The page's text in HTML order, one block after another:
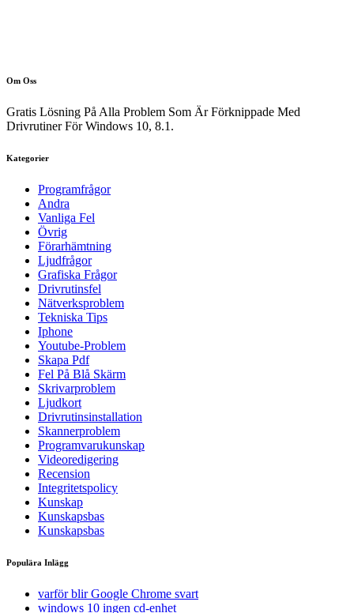
Om Oss
Gratis Lösning På Alla Problem Som Är Förknippade Med
Drivrutiner För Windows 10, 8.1.
Kategorier
Programfrågor
Andra
Vanliga Fel
Övrig
Förarhämtning
Ljudfrågor
Grafiska Frågor
Drivrutinsfel
Nätverksproblem
Tekniska Tips
Iphone
Youtube-Problem
Skapa Pdf
Fel På Blå Skärm
Skrivarproblem
Ljudkort
Drivrutinsinstallation
Skannerproblem
Programvarukunskap
Videoredigering
Recension
Integritetspolicy
Kunskap
Kunskapsbas
Kunskapsbas
Populära Inlägg
varför blir Google Chrome svart
windows 10 ingen cd-enhet